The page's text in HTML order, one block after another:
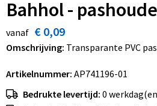
Bahhol -
vanaf € 0,09
Omschrijving: Transparante PVC
Artikelnummer: AP741196-01
Bedrukte levertijd: 0